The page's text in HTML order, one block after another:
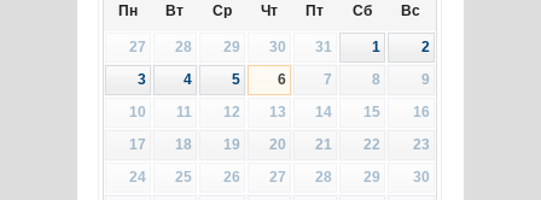
Пн Вт Ср Чт Пт Сб Вс
27 28 29 30 31 1
2
3
4 5 6 7 8
9
10
11 12 13 14 15
16
17
18 19 20 21 22
23
24
25 26 27 28 29
30